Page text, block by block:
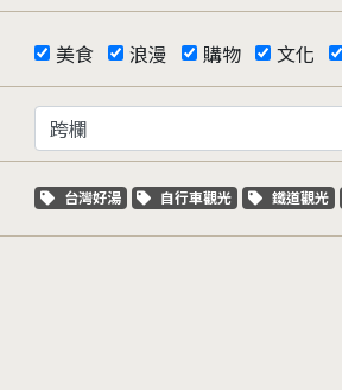
美食 浪漫 購物 文化
關鍵字標籤
台灣好湯 關鍵字標籤
自行車觀光 關鍵字標籤
鐵道觀光